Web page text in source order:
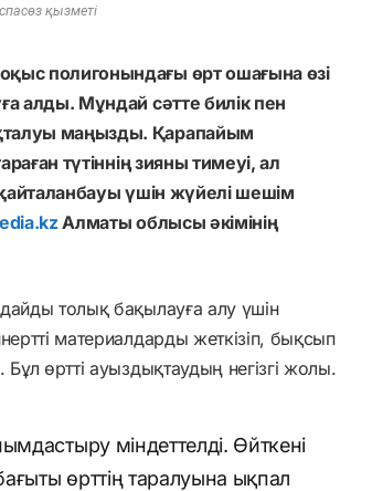
қызметі
полигонындағы өрт ошағына өзі
алды. Мұндай сәтте билік пен
маңызды. Қарапайым
түтіннің зияны тимеуі, ал
үшін жүйелі шешім
Алматы облысы әкімінің
толық бақылауға алу үшін
материалдарды жеткізіп, бықсып
өртті ауыздықтаудың негізгі жолы.
міндеттелді. Өйткені
өрттің таралуына ықпал